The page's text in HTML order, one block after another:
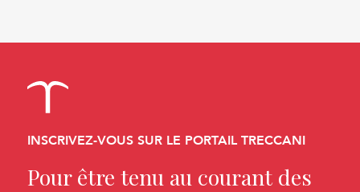
INSCRIVEZ-VOUS SUR LE PORTAIL TRECCANI
Pour être tenu au courant des